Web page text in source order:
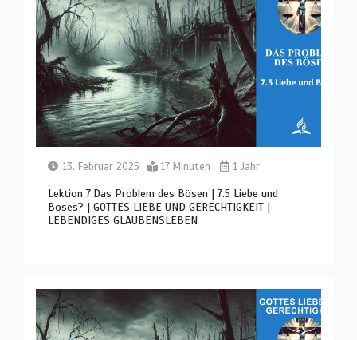
13. Februar 2025 17 Minuten 1 Jahr
Lektion 7.Das Problem des Bösen | 7.5 Liebe und
Böses? | GOTTES LIEBE UND GERECHTIGKEIT |
LEBENDIGES GLAUBENSLEBEN